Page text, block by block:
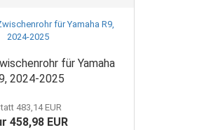
für Yamaha
2024-2025
483,14 EUR
458,98 EUR